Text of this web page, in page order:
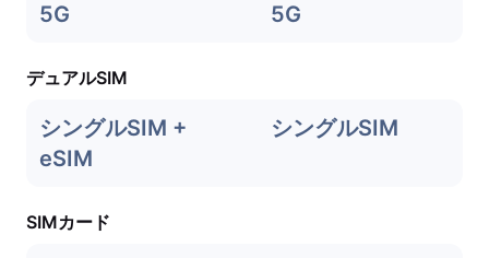
5G 5G
デュアルSIM
シングルSIM +
eSIM
シングルSIM
SIMカード